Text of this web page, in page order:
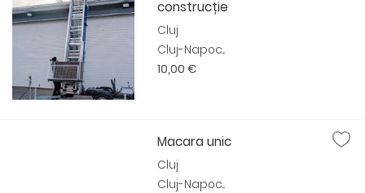
construcție
Cluj
Cluj-Napoc...
10,00 €
Macara unic
Cluj
Cluj-Napoc...